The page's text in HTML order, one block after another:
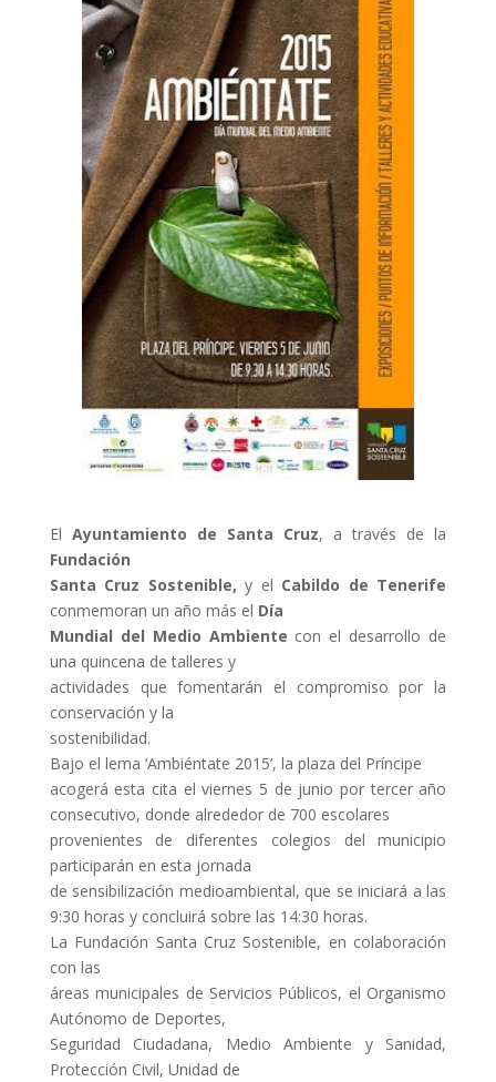
El Ayuntamiento de Santa Cruz, a través de la
Fundación
Santa Cruz Sostenible, y el Cabildo de Tenerife
conmemoran un año más el Día
Mundial del Medio Ambiente con el desarrollo de
una quincena de talleres y
actividades que fomentarán el compromiso por la
conservación y la
sostenibilidad.
Bajo el lema ‘Ambiéntate 2015’, la plaza del Príncipe
acogerá esta cita el viernes 5 de junio por tercer año
consecutivo, donde alrededor de 700 escolares
provenientes de diferentes colegios del municipio
participarán en esta jornada
de sensibilización medioambiental, que se iniciará a las
9:30 horas y concluirá sobre las 14:30 horas.
La Fundación Santa Cruz Sostenible, en colaboración
con las
áreas municipales de Servicios Públicos, el Organismo
Autónomo de Deportes,
Seguridad Ciudadana, Medio Ambiente y Sanidad,
Protección Civil, Unidad de